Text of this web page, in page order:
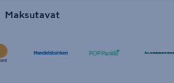
Maksutavat